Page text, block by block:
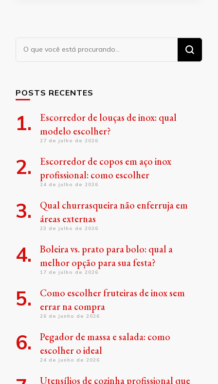
Procurando
POSTS RECENTES
Escorredor de louças de inox: qual
modelo escolher?
27 de julho de 2026
Escorredor de copos em aço inox
profissional: como escolher
24 de julho de 2026
Qual churrasqueira não enferruja em
áreas externas
23 de julho de 2026
Boleira vs. prato para bolo: qual a
melhor opção para sua festa?
17 de julho de 2026
Como escolher fruteiras de inox sem
errar na compra
26 de junho de 2026
Pegador de massa e salada: como
escolher o ideal
24 de junho de 2026
Utensílios de cozinha profissional que